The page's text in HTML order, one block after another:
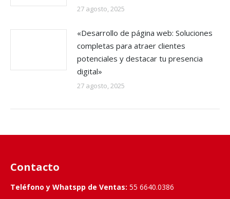
27 agosto, 2025
«Desarrollo de página web: Soluciones
completas para atraer clientes
potenciales y destacar tu presencia
digital»
27 agosto, 2025
Contacto
Teléfono y Whatspp de Ventas: 55 6640.0386